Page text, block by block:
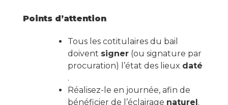
Points d’attention
Tous les cotitulaires du bail
doivent signer (ou signature par
procuration) l’état des lieux daté
.
Réalisez-le en journée, afin de
bénéficier de l’éclairage naturel .